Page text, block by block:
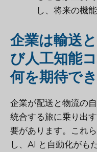
し、将来の機
企業は輸送
び人工知能
何を期待で
企業が配送と物流の
統合する旅に乗り出
要があります。これ
し、AI と自動化がも